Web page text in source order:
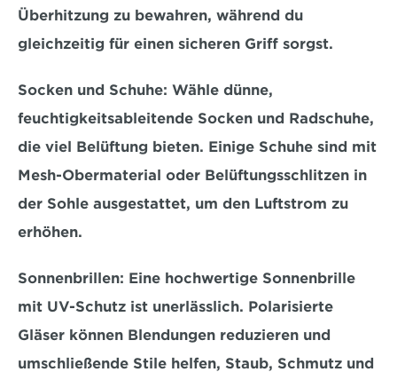
Überhitzung zu bewahren, während du
gleichzeitig für einen sicheren Griff sorgst.
Socken und Schuhe: Wähle dünne,
feuchtigkeitsableitende Socken und Radschuhe,
Mesh-Obermaterial oder Belüftungsschlitzen in
der Sohle ausgestattet, um den Luftstrom zu
erhöhen.
Sonnenbrillen: Eine hochwertige Sonnenbrille
mit UV-Schutz ist unerlässlich. Polarisierte
Gläser können Blendungen reduzieren und
umschließende Stile helfen, Staub, Schmutz und